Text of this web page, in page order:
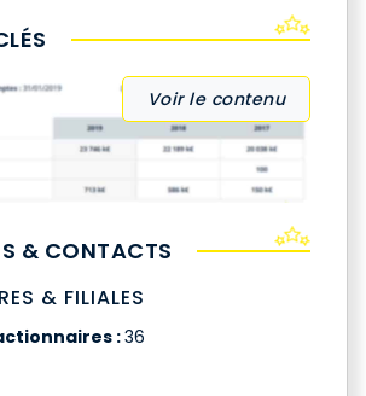
Voir le contenu
& CONTACTS
& FILIALES
:36